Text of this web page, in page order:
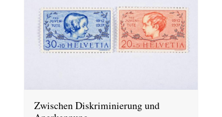
Zwischen Diskriminierung und